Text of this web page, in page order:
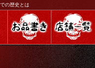
の歴史とは